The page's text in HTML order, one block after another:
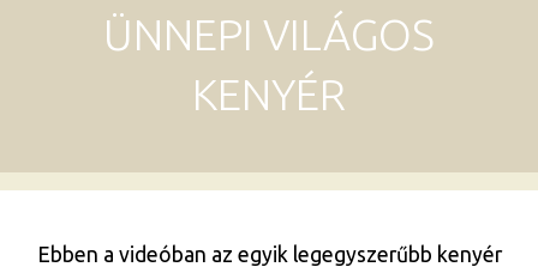
ÜNNEPI VILÁGOS
KENYÉR
Ebben a videóban az egyik legegyszerűbb kenyér